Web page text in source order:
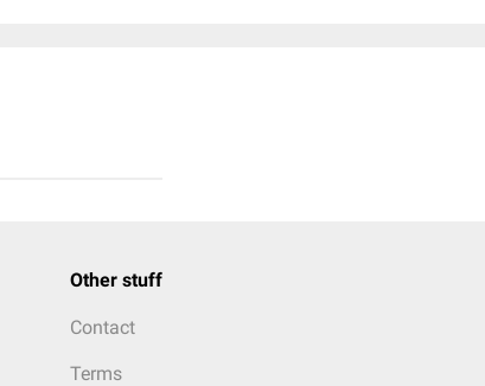
Other stuff
Contact
Terms